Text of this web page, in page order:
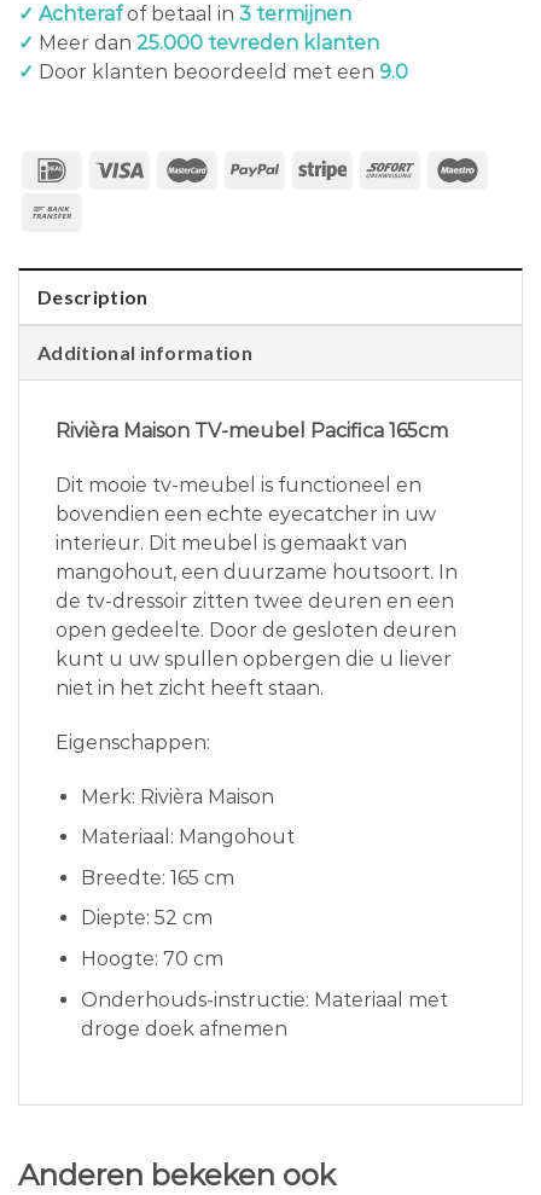
✓ Achterafof betaal in 3 termijnen
✓ Meer dan 25.000 tevreden klanten
✓ Door klanten beoordeeld met een 9.0
Description
Additional information
Rivièra Maison TV-meubel Pacifica 165cm
Dit mooie tv-meubel is functioneel en
bovendien een echte eyecatcher in uw
interieur. Dit meubel is gemaakt van
mangohout, een duurzame houtsoort. In
de tv-dressoir zitten twee deuren en een
open gedeelte. Door de gesloten deuren
kunt u uw spullen opbergen die u liever
niet in het zicht heeft staan.
Eigenschappen:
Merk: Rivièra Maison
Materiaal: Mangohout
Breedte: 165 cm
Diepte: 52 cm
Hoogte: 70 cm
Onderhouds-instructie: Materiaal met
droge doek afnemen
Anderen bekeken ook